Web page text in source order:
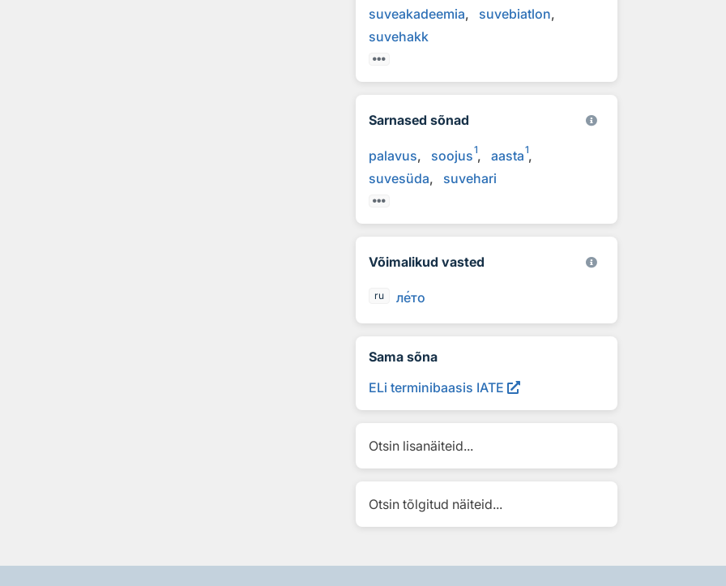
suveakadeemia
suvebiatlon
suvehakk
Sarnased sõnad
palavus soojus1 aasta1
suvesüda suvehari
Võimalikud vasted
ru лето
Sama sõna
ELi terminibaasis IATE
Otsin lisanäiteid...
Otsin tõlgitud näiteid...